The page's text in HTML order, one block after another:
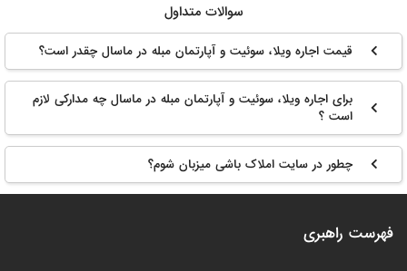
سوالات متداول
قیمت اجاره ویلا، سوئیت و آپارتمان مبله در ماسال چقدر است؟
برای اجاره ویلا، سوئیت و آپارتمان مبله در ماسال چه مدارکی لازم
است ؟
چطور در سایت املاک باشی میزبان شوم؟
فهرست راهبری